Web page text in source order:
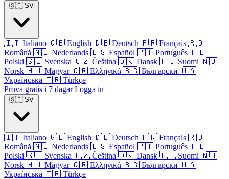
🇸🇪 SV
🇮🇹 Italiano 🇬🇧 English 🇩🇪 Deutsch 🇫🇷 Français 🇷🇴
Română 🇳🇱 Nederlands 🇪🇸 Español 🇵🇹 Português 🇵🇱
Polski 🇸🇪 Svenska 🇨🇿 Čeština 🇩🇰 Dansk 🇫🇮 Suomi 🇳🇴
Norsk 🇭🇺 Magyar 🇬🇷 Ελληνικά 🇧🇬 Български 🇺🇦
Українська 🇹🇷 Türkçe
Prova gratis i 7 dagarLogga in
🇸🇪 SV
🇮🇹 Italiano 🇬🇧 English 🇩🇪 Deutsch 🇫🇷 Français 🇷🇴
Română 🇳🇱 Nederlands 🇪🇸 Español 🇵🇹 Português 🇵🇱
Polski 🇸🇪 Svenska 🇨🇿 Čeština 🇩🇰 Dansk 🇫🇮 Suomi 🇳🇴
Norsk 🇭🇺 Magyar 🇬🇷 Ελληνικά 🇧🇬 Български 🇺🇦
Українська 🇹🇷 Türkçe